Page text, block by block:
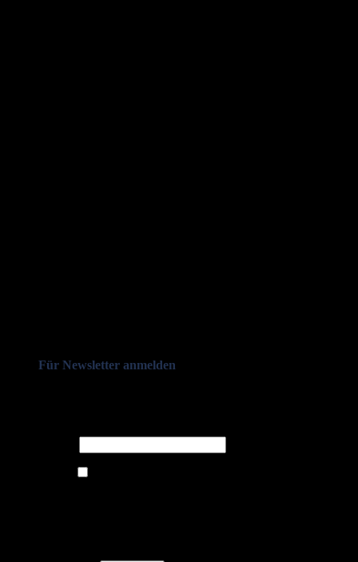
Für Newsletter anmelden